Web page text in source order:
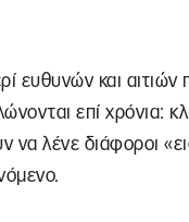
ευθυνών και αιτιών
επί χρόνια:
λένε διάφοροι